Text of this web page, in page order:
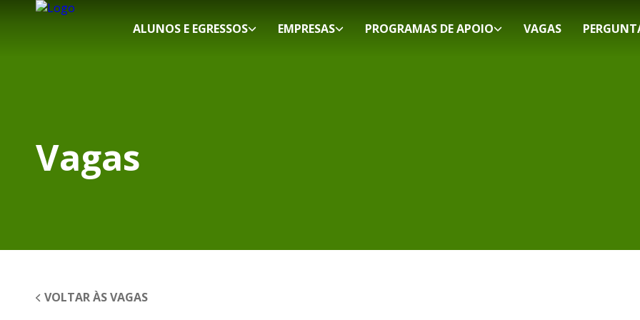
ALUNOS E EGRESSOS EMPRESAS PROGRAMAS DE APOIO VAGAS
Vagas
VOLTAR ÀS VAGAS